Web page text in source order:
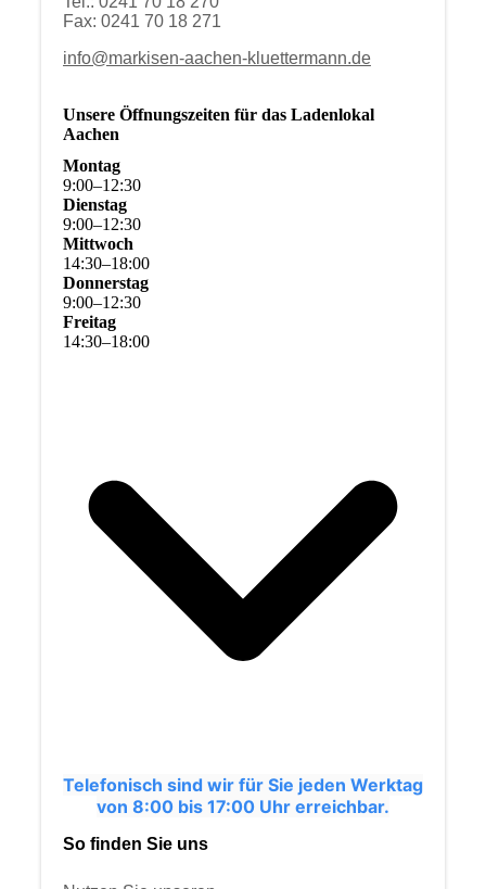
Fax: 0241 70 18 271
info@markisen-aachen-kluettermann.de
Unsere Öffnungszeiten für das Ladenlokal
Aachen
Montag
9:00–12:30
Dienstag
9:00–12:30
Mittwoch
14:30–18:00
Donnerstag
9:00–12:30
Freitag
14:30–18:00
Telefonisch sind wir für Sie jeden Werktag
von 8:00 bis 17:00 Uhr erreichbar.
So finden Sie uns